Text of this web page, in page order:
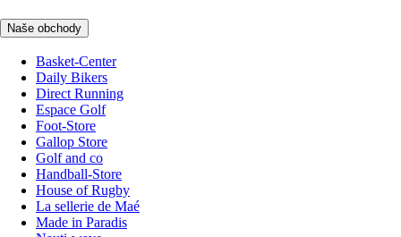
Naše obchody
Basket-Center
Daily Bikers
Direct Running
Espace Golf
Foot-Store
Gallop Store
Golf and co
Handball-Store
House of Rugby
La sellerie de Maé
Made in Paradis